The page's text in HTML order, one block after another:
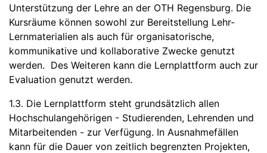
Unterstützung der Lehre an der OTH Regensburg. Die
Kursräume können sowohl zur Bereitstellung Lehr-
Lernmaterialien als auch für organisatorische,
kommunikative und kollaborative Zwecke genutzt
werden. Des Weiteren kann die Lernplattform auch zur
Evaluation genutzt werden.
1.3. Die Lernplattform steht grundsätzlich allen
Hochschulangehörigen - Studierenden, Lehrenden und
Mitarbeitenden - zur Verfügung. In Ausnahmefällen
kann für die Dauer von zeitlich begrenzten Projekten,